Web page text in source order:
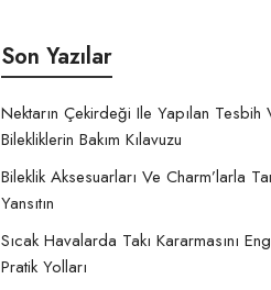
Son Yazılar
Nektarın Çekirdeği Ile Yapılan Tesbih
Bilekliklerin Bakım Kılavuzu
Bileklik Aksesuarları Ve Charm’larla
Yansıtın
Sıcak Havalarda Takı Kararmasını
Pratik Yolları